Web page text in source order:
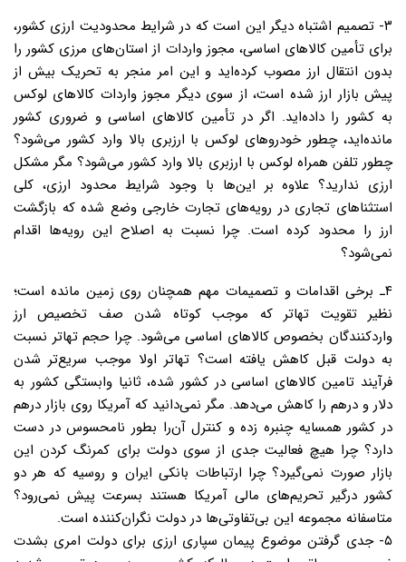
۳- تصمیم اشتباه دیگر این است که در شرایط محدودیت ارزی کشور،
برای تأمین کالاهای اساسی، مجوز واردات از استان‌های مرزی کشور را
بدون انتقال ارز مصوب کرده‌اید و این امر منجر به تحریک بیش از
پیش بازار ارز شده است، از سوی دیگر مجوز واردات کالاهای لوکس
به کشور را داده‌اید. اگر در تأمین کالاهای اساسی و ضروری کشور
مانده‌اید، چطور خودروهای لوکس با ارزبری بالا وارد کشور می‌شود؟
چطور تلفن همراه لوکس با ارزبری بالا وارد کشور می‌شود؟ مگر مشکل
ارزی ندارید؟ علاوه بر این‌ها با وجود شرایط محدود ارزی، کلی
استثناهای تجاری در رویه‌های تجارت خارجی وضع شده که بازگشت
ارز را محدود کرده است. چرا نسبت به اصلاح این رویه‌ها اقدام
نمی‌شود؟
۴ـ برخی اقدامات و تصمیمات مهم همچنان روی زمین مانده است؛
نظیر تقویت تهاتر که موجب کوتاه شدن صف تخصیص ارز
واردکنندگان بخصوص کالاهای اساسی می‌شود. چرا حجم تهاتر نسبت
به دولت قبل کاهش یافته است؟ تهاتر اولا موجب سریع‌تر شدن
فرآیند تامین کالاهای اساسی در کشور شده، ثانیا وابستگی کشور به
دلار و درهم را کاهش می‌دهد. مگر نمی‌دانید که آمریکا روی بازار درهم
در کشور همسایه چنبره زده و کنترل آن‌را بطور نامحسوس در دست
دارد؟ چرا هیچ فعالیت جدی از سوی دولت برای کمرنگ کردن این
بازار صورت نمی‌گیرد؟ چرا ارتباطات بانکی ایران و روسیه که هر دو
کشور درگیر تحریم‌های مالی آمریکا هستند بسرعت پیش نمی‌رود؟
متاسفانه مجموعه این بی‌تفاوتی‌ها در دولت نگران‌کننده است.
۵- جدی گرفتن موضوع پیمان سپاری ارزی برای دولت امری بشدت